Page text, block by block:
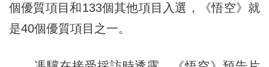
個優質項目和133個其他項目入選，《悟空》就
是40個優質項目之一。